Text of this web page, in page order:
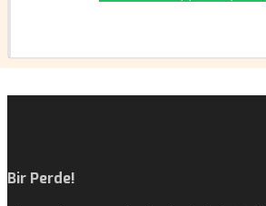
Bir Perde!